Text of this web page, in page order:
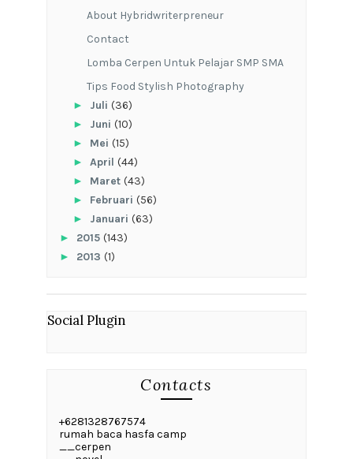
About Hybridwriterpreneur
Contact
Lomba Cerpen Untuk Pelajar SMP SMA
Tips Food Stylish Photography
► Juli (36)
► Juni (10)
► Mei (15)
► April (44)
► Maret (43)
► Februari (56)
► Januari (63)
► 2015 (143)
► 2013 (1)
Social Plugin
Contacts
+6281328767574
rumah baca hasfa camp
__cerpen